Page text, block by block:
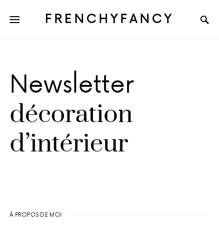
FRENCHYFANCY
Newsletter
décoration
d’intérieur
À PROPOS DE MOI